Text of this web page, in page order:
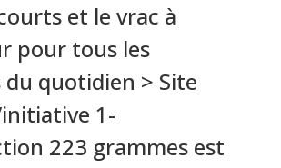
et le vrac à
pour tous les
quotidien > Site
1-
223 grammes est